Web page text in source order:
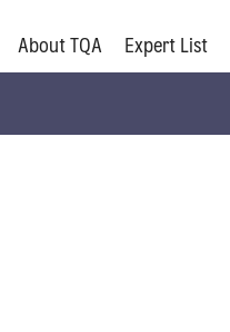
About TQA Expert List